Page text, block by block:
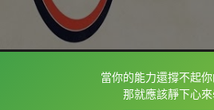
當你的能力還撐不起
那就應該靜下心
框選或點兩下字幕可以直